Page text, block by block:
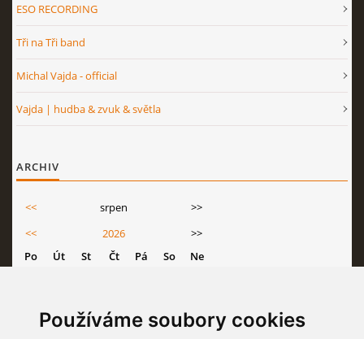
Používáme soubory cookies
ESO RECORDING
Tři na Tři band
Michal Vajda - official
Vajda | hudba & zvuk & světla
ARCHIV
<< srpen
>>
<<
2026
>>
Po
Út St Čt Pá So
Ne
11 12 13 14 15
16